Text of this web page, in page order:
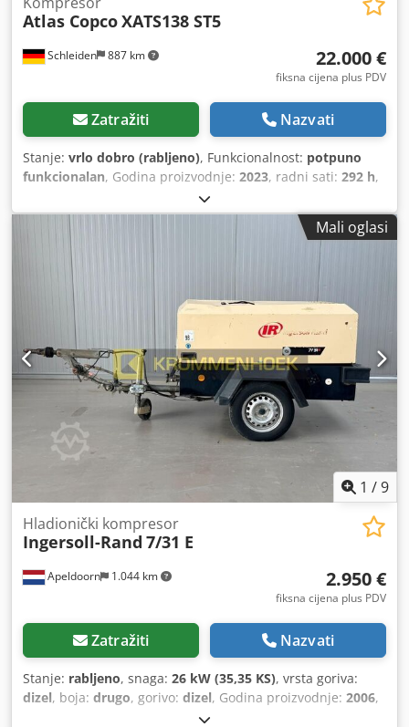
Schleiden 887 km
Atlas CopcoXATS138 ST5
22.000 €
fiksna cijena plus PDV
Zatražiti Nazvati
Stanje: vrlo dobro (rabljeno), Funkcionalnost: potpuno
funkcionalan, Godina proizvodnje: 2023, radni sati: 292 h,
Razina emisije ispušnih plinova 5, radni tlak 7,0 bara,
protok 7,0 m3/min; radni tlak 8,6 bara, protok 6,0 m3/min;
radni tlak 10,3 bara, protok 5,0 m3/min. Dcsdpfxsznww Hj
Mali oglasi
1 /9
Apeldoorn 1.044 km
Hladionički kompresor
Ingersoll-Rand 7/31 E
2.950 €
fiksna cijena plus PDV
Zatražiti Nazvati
Stanje: rabljeno, snaga: 26 kW (35,35 KS), vrsta goriva:
dizel, boja: drugo, gorivo: dizel, Godina proizvodnje: 2006,
, Tehničke informacije Broj cilindara: 3